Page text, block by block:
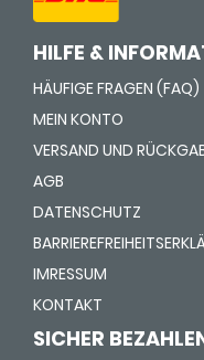
HILFE &
HÄUFIGE FRAGEN (FAQ)
MEIN KONTO
VERSAND UND
AGB
DATENSCHUTZ
IMRESSUM
KONTAKT
SICHER